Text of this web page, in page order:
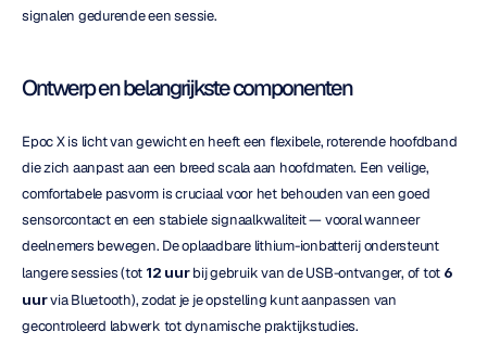
signalen gedurende een sessie.
Ontwerp en belangrijkste componenten
Epoc X is licht van gewicht en heeft een flexibele, roterende hoofdband
die zich aanpast aan een breed scala aan hoofdmaten. Een veilige,
comfortabele pasvorm is cruciaal voor het behouden van een goed
sensorcontact en een stabiele signaalkwaliteit — vooral wanneer
deelnemers bewegen. De oplaadbare lithium-ionbatterij ondersteunt
langere sessies (tot 12 uur bij gebruik van de USB-ontvanger, of tot 6
uur via Bluetooth), zodat je je opstelling kunt aanpassen van
gecontroleerd labwerk tot dynamische praktijkstudies.